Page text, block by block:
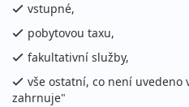
vstupné,
pobytovou taxu,
fakultativní služby,
vše ostatní, co není uvedeno
zahrnuje"